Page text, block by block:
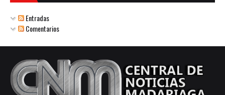
Entradas
Comentarios